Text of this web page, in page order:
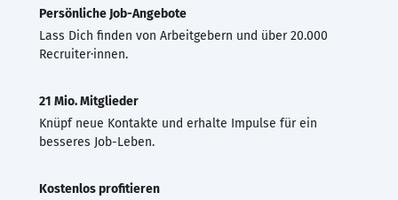
Persönliche Job-Angebote
Lass Dich finden von Arbeitgebern und über 20.000
Recruiter·innen.
21 Mio. Mitglieder
Knüpf neue Kontakte und erhalte Impulse für ein
besseres Job-Leben.
Kostenlos profitieren